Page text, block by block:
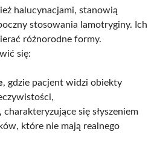
halucynacjami, stanowią
stosowania lamotryginy. Ich
różnorodne formy.
się:
, gdzie pacjent widzi obiekty
, charakteryzujące się słyszeniem
które nie mają realnego